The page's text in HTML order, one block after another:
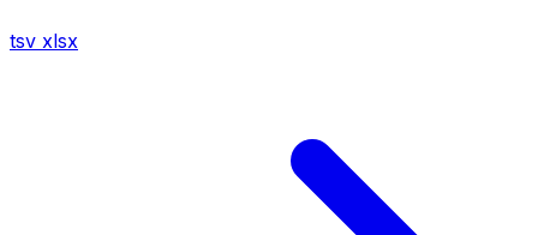
tsv xlsx